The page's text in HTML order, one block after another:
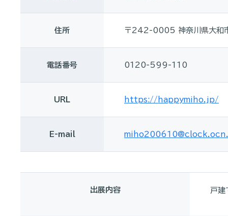
住所 〒242-0005 神奈川県大和市
電話番号 0120-599-110
URL https://happymiho.jp/
E-mail
出展内容 戸建